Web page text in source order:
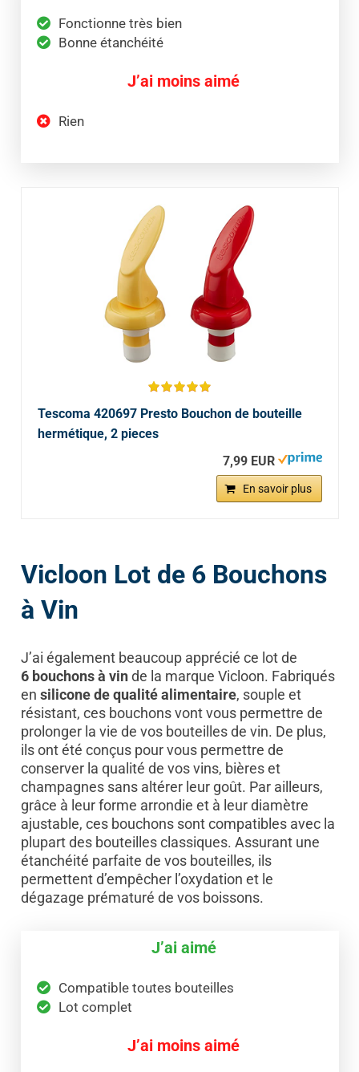
Fonctionne très bien
Bonne étanchéité
J’ai moins aimé
Rien
Tescoma 420697 Presto Bouchon de bouteille
hermétique, 2 pieces
7,99 EUR
En savoir plus
Vicloon Lot de 6 Bouchons
à Vin
J’ai également beaucoup apprécié ce lot de
6 bouchons à vinde la marque Vicloon. Fabriqués
en silicone de qualité alimentaire, souple et
résistant, ces bouchons vont vous permettre de
prolonger la vie de vos bouteilles de vin. De plus,
ils ont été conçus pour vous permettre de
conserver la qualité de vos vins, bières et
champagnes sans altérer leur goût. Par ailleurs,
grâce à leur forme arrondie et à leur diamètre
ajustable, ces bouchons sont compatibles avec la
plupart des bouteilles classiques. Assurant une
étanchéité parfaite de vos bouteilles, ils
permettent d’empêcher l’oxydation et le
dégazage prématuré de vos boissons.
J’ai aimé
Compatible toutes bouteilles
Lot complet
J’ai moins aimé